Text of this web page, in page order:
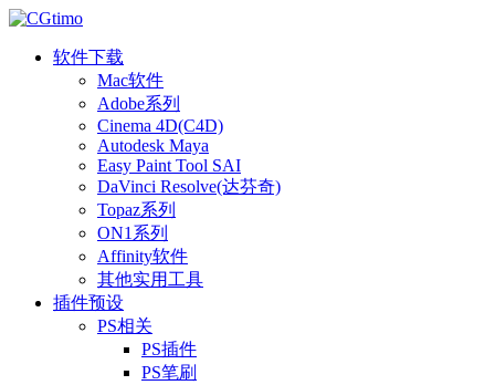
软件下载
Mac软件
Adobe系列
Cinema 4D(C4D)
Autodesk Maya
Easy Paint Tool SAI
DaVinci Resolve(达芬奇)
Topaz系列
ON1系列
Affinity软件
其他实用工具
插件预设
PS相关
PS插件
PS笔刷